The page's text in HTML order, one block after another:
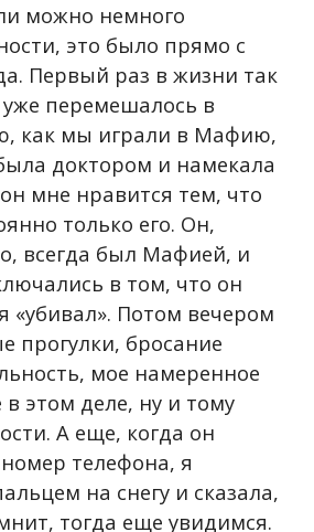
можно немного
это было прямо с
Первый раз в жизни так
уже перемешалось в
как мы играли в Мафию,
доктором и намекала
мне нравится тем, что
только его. Он,
всегда был Мафией, и
в том, что он
«убивал». Потом вечером
прогулки, бросание
мое намеренное
этом деле, ну и тому
А еще, когда он
телефона, я
на снегу и сказала,
тогда еще увидимся.